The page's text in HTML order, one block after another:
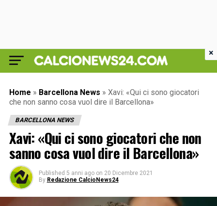
Home » Barcellona News » Xavi: «Qui ci sono giocatori
che non sanno cosa vuol dire il Barcellona»
BARCELLONA NEWS
Xavi: «Qui ci sono giocatori che non
sanno cosa vuol dire il Barcellona»
Published 5 anni ago on 20 Dicembre 2021
By Redazione CalcioNews24
×